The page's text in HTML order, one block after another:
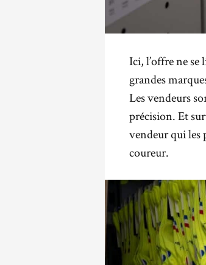
Ici, l’offre ne
grandes
Les vendeurs
précision. Et
vendeur qui les
coureur.